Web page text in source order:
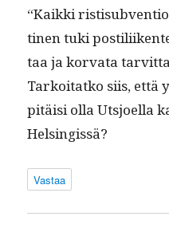
“Kaik­ki
ti­nen tuki
taa ja kor­va­ta
Tarkoi­tatko siis, että
pitäisi olla Utsjoel­la
Helsingissä?
Vastaa